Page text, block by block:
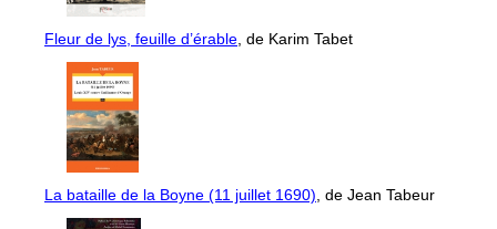
Fleur de lys, feuille d’érable , de Karim Tabet
La bataille de la Boyne (11 juillet 1690) , de Jean Tabeur